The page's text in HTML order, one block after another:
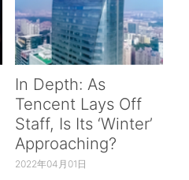
In Depth: As
Tencent Lays Off
Staff, Is Its ‘Winter’
Approaching?
2022年04月01日